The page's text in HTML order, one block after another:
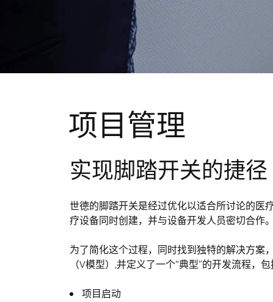
项目管理
实现脚踏开关的捷径
世德的脚踏开关是经过优化以适合所讨论的医
疗设备同时创建，并与设备开发人员密切合作。
为了简化这个过程，同时找到独特的解决方案
（V模型）,并定义了一个“典型”的开发流程，包
项目启动